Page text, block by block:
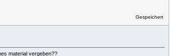
Gespeichert
material vergeben??